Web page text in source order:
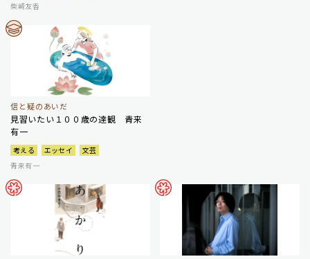
柴崎友香
信と疑のあいだ
見習いたい１００歳の達観 青来
有一
考える エッセイ
文芸
青来有一